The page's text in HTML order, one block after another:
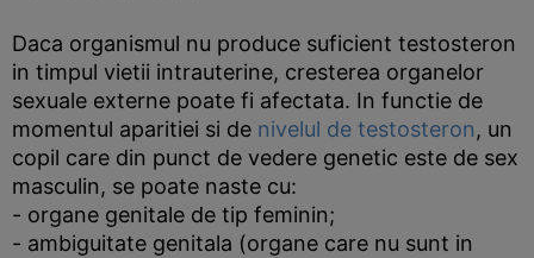
Daca organismul nu produce suficient testosteron
in timpul vietii intrauterine, cresterea organelor
sexuale externe poate fi afectata. In functie de
momentul aparitiei si de nivelul de testosteron, un
copil care din punct de vedere genetic este de sex
masculin, se poate naste cu:
- organe genitale de tip feminin;
- ambiguitate genitala (organe care nu sunt in